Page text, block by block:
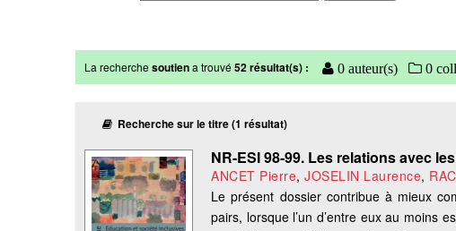
La recherchesoutiena trouvé52 résultat(s) : 0 auteur(s) 0
Recherche sur le titre (1 résultat)
NR-ESI 98-99. Les relations avec
ANCET Pierre,JOSELIN Laurence,
Le présent dossier contribue à mieux
pairs, lorsque l’un d’entre eux au moins